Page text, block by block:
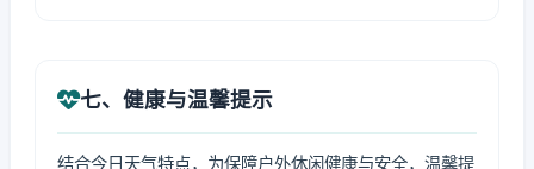
七、健康与温馨提示
结合今日天气特点，为保障户外休闲健康与安全，温馨提